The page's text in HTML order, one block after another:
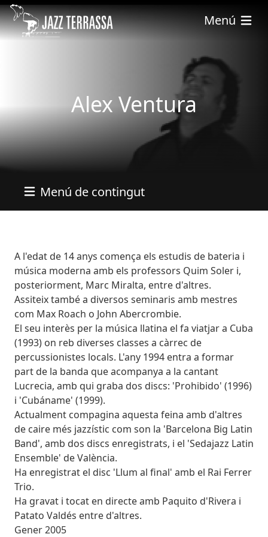
Vés al contingut
Menú
Alex Ventura
Menú de contingut
Bio
A l'edat de 14 anys comença els estudis de bateria i
música moderna amb els professors Quim Soler i,
posteriorment, Marc Miralta, entre d'altres.
Assiteix també a diversos seminaris amb mestres
com Max Roach o John Abercrombie.
El seu interès per la música llatina el fa viatjar a Cuba
(1993) on reb diverses classes a càrrec de
percussionistes locals. L'any 1994 entra a formar
part de la banda que acompanya a la cantant
Lucrecia, amb qui graba dos discs: 'Prohibido' (1996)
i 'Cubáname' (1999).
Actualment compagina aquesta feina amb d'altres
de caire més jazzístic com son la 'Barcelona Big Latin
Band', amb dos discs enregistrats, i el 'Sedajazz Latin
Ensemble' de València.
Ha enregistrat el disc 'Llum al final' amb el Rai Ferrer
Trio.
Ha gravat i tocat en directe amb Paquito d'Rivera i
Patato Valdés entre d'altres.
Gener 2005